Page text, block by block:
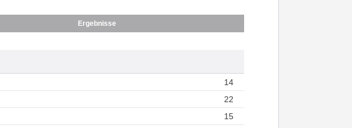
Ergebnisse
14
22
15